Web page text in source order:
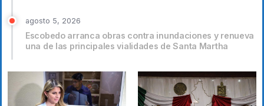
agosto 5, 2026
Escobedo arranca obras contra inundaciones y renueva
una de las principales vialidades de Santa Martha